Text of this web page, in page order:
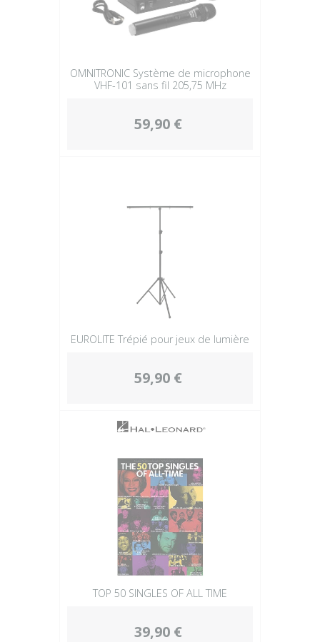
OMNITRONIC Système de microphone
VHF-101 sans fil 205,75 MHz
59,90 €
EUROLITE Trépié pour jeux de lumière
59,90 €
TOP 50 SINGLES OF ALL TIME
39,90 €